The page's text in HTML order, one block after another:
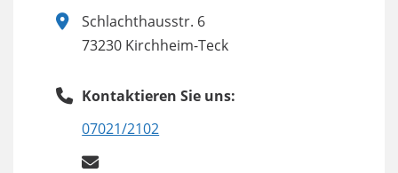
Schlachthausstr. 6
73230 Kirchheim-Teck
Kontaktieren Sie uns:
07021/2102